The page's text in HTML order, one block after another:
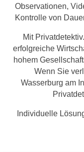
Observationen,
Kontrolle von
Mit
erfolgreiche
hohem
Wenn Sie
Wasserburg am
Individuelle